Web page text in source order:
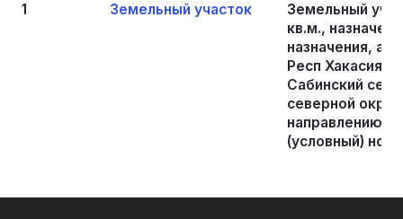
1 Земельный участок
Земельный
кв.м.,
назначения,
Респ Хакасия,
Сабинский
северной
направлению
(условный)